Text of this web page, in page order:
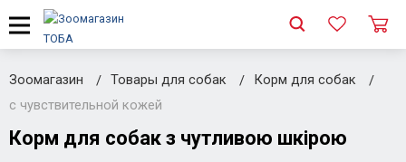
Зоомагазин Товары для собак
Корм для собак
с чувствительной кожей
Корм для собак з чутливою шкірою